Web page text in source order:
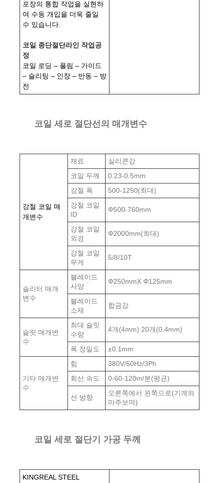
포장의 통합 작업을 실현하
여 수동 개입을 더욱 줄일
수 있습니다.
코일 종단절단라인 작업공
정
코일 로딩 – 풀림 – 가이드
– 슬리팅 – 인장 – 반동 – 방
전
코일 세로 절단선의 매개변수
강철 코일 매
개변수
재료
실리콘강
코일 두께
0.23-0.5mm
강철 폭
500-1250(최대)
강철 코일
ID
Φ500-760mm
강철 코일
외경
Φ2000mm(최대)
강철 코일
무게
5/8/10T
슬리터 매개
변수
블레이드
사양
Φ250mmX Φ125mm
블레이드
소재
합금강
슬릿 매개변
수
최대 슬릿
수량
4개(4mm) 20개(0.4mm)
폭 정밀도 ±0.1mm
기타 매개변
수
힘
380V/50Hz/3Ph
회선 속도
0-60-120m/분(평균)
선 방향
오른쪽에서 왼쪽으로(기계와
마주보며)
코일 세로 절단기 가공 두께
KINGREAL STEEL